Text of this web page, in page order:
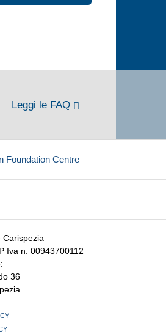
Leggi le FAQ
Foundation Centre
Carispezia
Iva n. 00943700112
36